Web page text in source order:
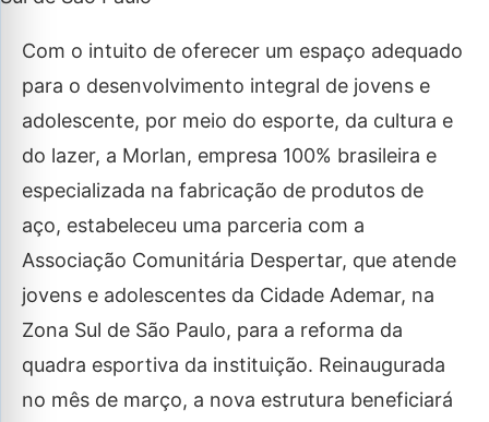
Com o intuito de oferecer um espaço adequado
para o desenvolvimento integral de jovens e
adolescente, por meio do esporte, da cultura e
do lazer, a Morlan, empresa 100% brasileira e
especializada na fabricação de produtos de
aço, estabeleceu uma parceria com a
Associação Comunitária Despertar, que atende
jovens e adolescentes da Cidade Ademar, na
Zona Sul de São Paulo, para a reforma da
quadra esportiva da instituição. Reinaugurada
no mês de março, a nova estrutura beneficiará